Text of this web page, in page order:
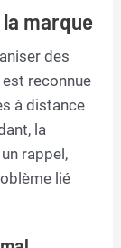
marque
des
reconnue
à distance
la
rappel,
lié